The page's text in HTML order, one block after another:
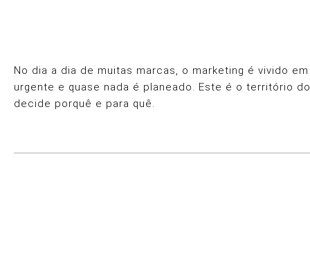
No dia a dia de muitas marcas, o marketing é vivido
urgente e quase nada é planeado. Este é o território
decide porquê e para quê.